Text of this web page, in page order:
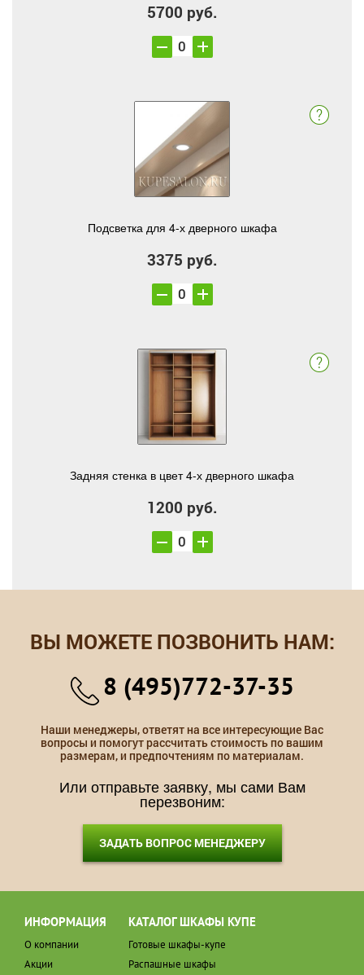
5700 руб.
Подсветка для 4-х дверного шкафа
3375 руб.
Задняя стенка в цвет 4-х дверного шкафа
1200 руб.
ВЫ МОЖЕТЕ ПОЗВОНИТЬ НАМ:
8 (495)772-37-35
Наши менеджеры, ответят на все интересующие Вас
вопросы и помогут рассчитать стоимость по вашим
размерам, и предпочтениям по материалам.
Или отправьте заявку, мы сами Вам
перезвоним:
ЗАДАТЬ ВОПРОС МЕНЕДЖЕРУ
ИНФОРМАЦИЯ
О компании
Акции
КАТАЛОГ ШКАФЫ КУПЕ
Готовые шкафы-купе
Распашные шкафы